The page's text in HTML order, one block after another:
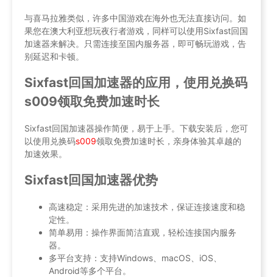
与喜马拉雅类似，许多中国游戏在海外也无法直接访问。如
果您在澳大利亚想玩夜行者游戏，同样可以使用Sixfast回国
加速器来解决。只需连接至国内服务器，即可畅玩游戏，告
别延迟和卡顿。
Sixfast回国加速器的应用，使用兑换码
s009领取免费加速时长
Sixfast回国加速器操作简便，易于上手。下载安装后，您可
以使用兑换码s009领取免费加速时长，亲身体验其卓越的
加速效果。
Sixfast回国加速器优势
高速稳定：采用先进的加速技术，保证连接速度和稳
定性。
简单易用：操作界面简洁直观，轻松连接国内服务
器。
多平台支持：支持Windows、macOS、iOS、
Android等多个平台。